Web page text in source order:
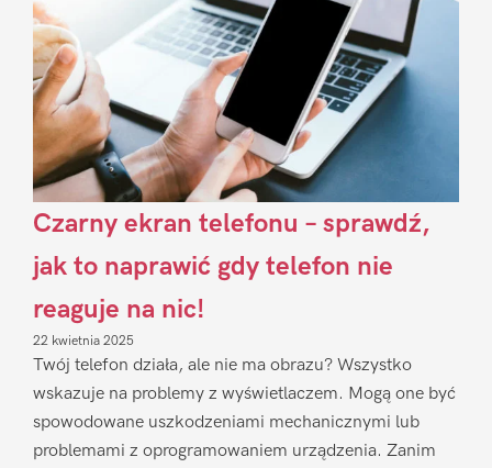
Czarny ekran telefonu – sprawdź,
jak to naprawić gdy telefon nie
reaguje na nic!
22 kwietnia 2025
Twój telefon działa, ale nie ma obrazu? Wszystko
wskazuje na problemy z wyświetlaczem. Mogą one być
spowodowane uszkodzeniami mechanicznymi lub
problemami z oprogramowaniem urządzenia. Zanim